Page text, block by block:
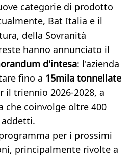
categorie di prodotto
Bat Italia e il
della Sovranità
hanno annunciato il
d'intesa: l'azienda
fino a 15mila tonnellate
il triennio 2026-2028, a
che coinvolge oltre 400
per i prossimi
principalmente rivolte a